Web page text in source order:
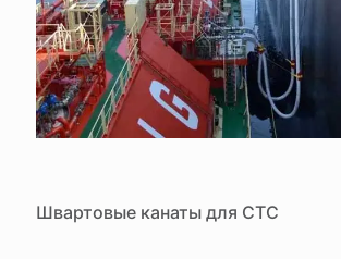
Швартовые канаты для СТС